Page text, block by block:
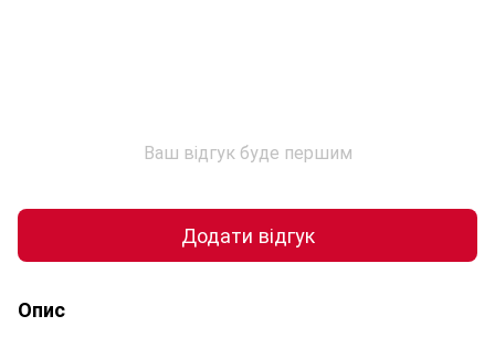
Ваш відгук буде першим
Додати відгук
Опис